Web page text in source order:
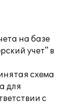
на базе
учет" в
схема
для
с